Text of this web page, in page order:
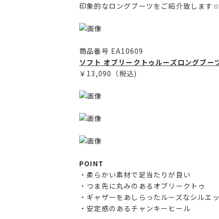
印象的なロングブーツをご紹介致します
商品番号 EA10609
ソフト オブリークトゥルーズロングブー
￥13,090（税込)
POINT
・柔らかい素材で足当たりが良い
・つま先に丸みのあるオブリークトゥ
・ギャザーをあしらったルーズなシルエ
・安定感のあるチャンキーヒール